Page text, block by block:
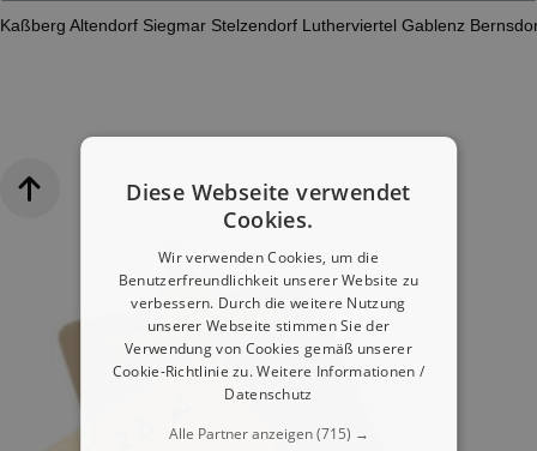
Kaßberg Altendorf Siegmar Stelzendorf Lutherviertel Gablenz
Diese Webseite verwendet
Cookies.
Wir verwenden Cookies, um die
Benutzerfreundlichkeit unserer Website zu
verbessern. Durch die weitere Nutzung
unserer Webseite stimmen Sie der
Verwendung von Cookies gemäß unserer
Cookie-Richtlinie zu.Weitere Informationen /
Datenschutz
Alle Partner anzeigen(715) →